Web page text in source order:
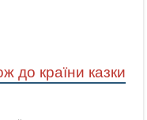
до країни казки